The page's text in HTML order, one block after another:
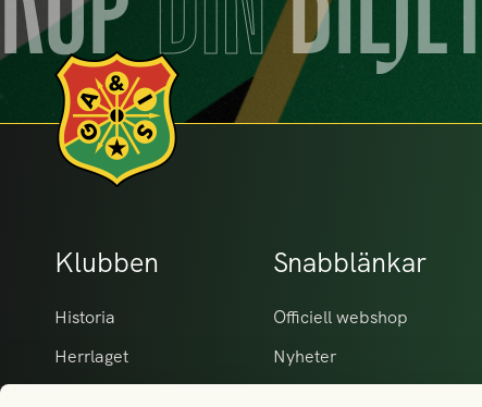
Klubben
Historia
Herrlaget
Snabblänkar
Officiell webshop
Nyheter